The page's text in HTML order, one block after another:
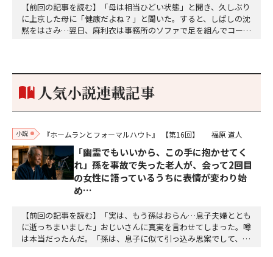
【前回の記事を読む】「母は相当ひどい状態」と聞き、久しぶり
に上京した母に「健康だよね？」と聞いた。すると、しばしの沈
黙をはさみ…翌日、麻利衣は事務所のソファで足を組んでコーヒ
個のサイコロが握られていた。「やはり私はあなたの超…
人気小説連載記事
小説 『ホームランとフォーマルハウト』 【第16回】 福原 道人
「幽霊でもいいから、この手に抱かせてく
れ」孫を事故で失った老人が、会って2回目
の女性に語っているうちに表情が変わり始
め…
【前回の記事を読む】「実は、もう孫はおらん…息子夫婦ととも
に逝っちまいました」おじいさんに真実を言わせてしまった。噂
は本当だったんだ。「孫は、息子に似て引っ込み思案でして、身